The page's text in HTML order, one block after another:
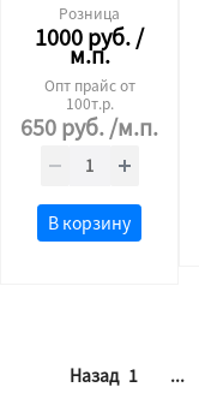
Розница
1000руб./
м.п.
Опт прайс от
100т.р.
650руб./м.п.
В корзину
Назад 1 ...